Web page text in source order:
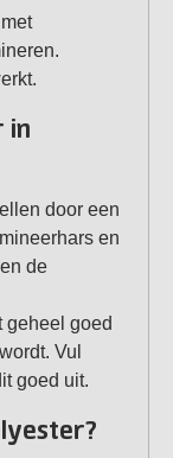
in
door een
en
de
goed
Vul
goed uit.